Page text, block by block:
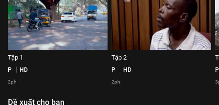
Tập 1
P HD
2ph
Tập 2
P HD
2ph
P
Đề xuất cho bạn